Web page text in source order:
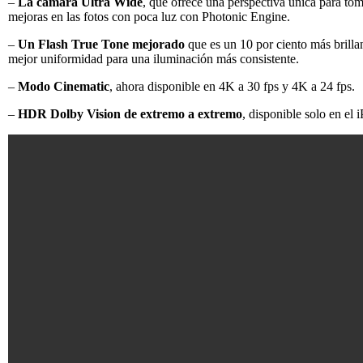
mejoras en las fotos con poca luz con Photonic Engine.
– Un Flash True Tone mejorado que es un 10 por ciento más
mejor uniformidad para una iluminación más consistente.
– Modo Cinematic, ahora disponible en 4K a 30 fps y 4K a 24 fps.
– HDR Dolby Vision de extremo a extremo, disponible solo en el